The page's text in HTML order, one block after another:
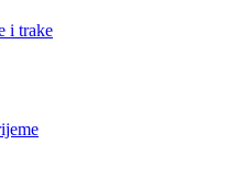
i trake